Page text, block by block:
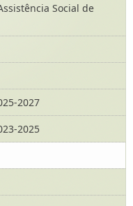
Social de
2027
2025